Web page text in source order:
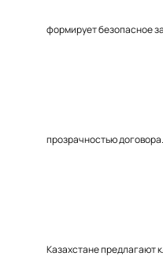
формирует безопасное
прозрачностью
Казахстане предлагают